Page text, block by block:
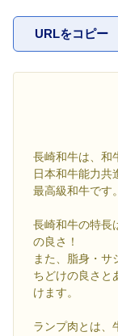
URLをコピー
長崎和牛は、和
日本和牛能力共
最高級和牛です。
長崎和牛の特長
の良さ！
また、脂身・サ
ちどけの良さと
けます。
ランプ肉とは、